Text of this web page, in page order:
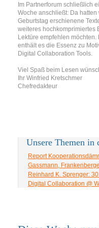
Im Partnerforum schließlich
Woche anschließt: Da
Geburtstag erschienene
weiteres hochkomprimiertes
Lektüre empfehlen
enthält es die Essenz zu
Digital Collaboration Tools.
Viel Spaß beim Lesen
Ihr Winfried Kretschmer
Chefredakteur
Unsere Themen in
Report
Gassmann,
Reinhard K. Sprenger:
Digital Collaboration @